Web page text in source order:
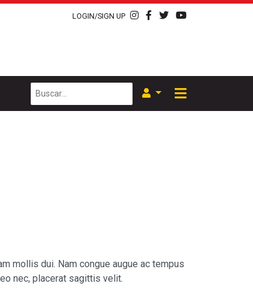
LOGIN/SIGN UP
mollis dui. Nam congue augue ac tempus
nec, placerat sagittis velit.